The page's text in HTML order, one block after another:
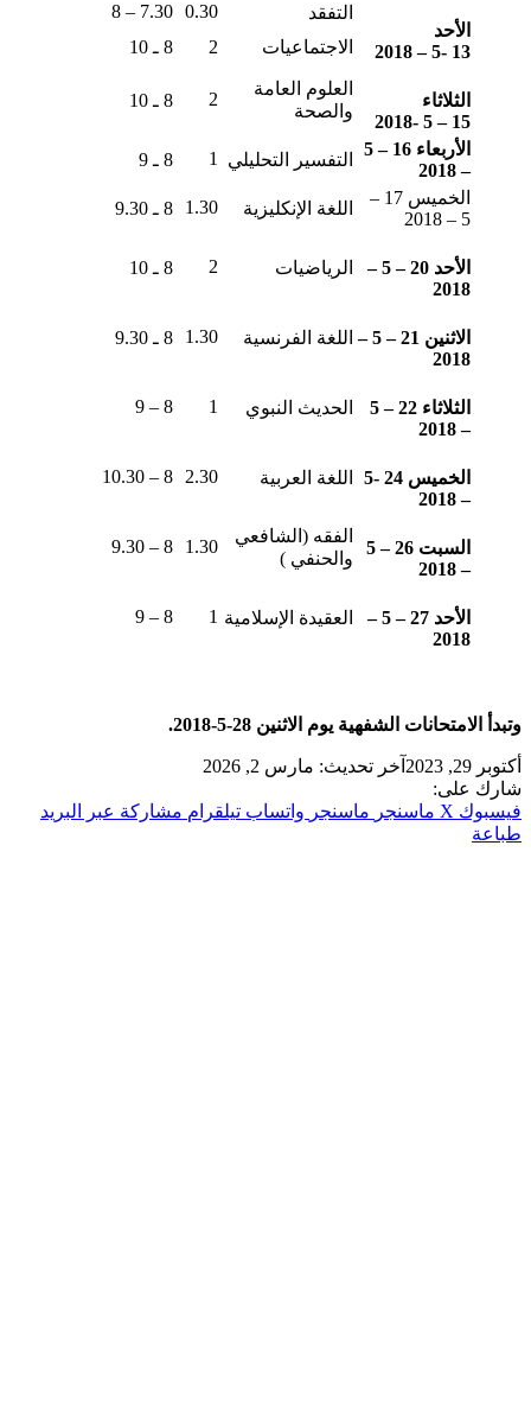
الأحد
13 -5 – 2018
التفقد 0.30
7.30 – 8
الاجتماعيات
2 8 ـ 10
الثلاثاء
15 – 5 -2018
العلوم العامة
والصحة
2 8 ـ 10
الأربعاء 16 – 5
– 2018
التفسير التحليلي 1
8 ـ 9
الخميس 17 –
5 – 2018
اللغة الإنكليزية 1.30 8 ـ 9.30
الأحد 20 – 5 –
2018
الرياضيات 2 8 ـ 10
الاثنين 21 – 5 –
2018
اللغة الفرنسية 1.30 8 ـ 9.30
الثلاثاء 22 – 5
– 2018
الحديث النبوي 1
8 – 9
الخميس 24 -5
– 2018
اللغة العربية 2.30
8 – 10.30
السبت 26 – 5
– 2018
الفقه (الشافعي
والحنفي )
1.30
8 – 9.30
الأحد 27 – 5 –
2018
العقيدة الإسلامية 1
8 – 9
وتبدأ الامتحانات الشفهية يوم الاثنين 28-5-2018.
أكتوبر 29, 2023
آخر تحديث: مارس 2, 2026
شارك على:
فيسبوك ‫X ماسنجر ماسنجر واتساب تيلقرام مشاركة عبر البريد
طباعة